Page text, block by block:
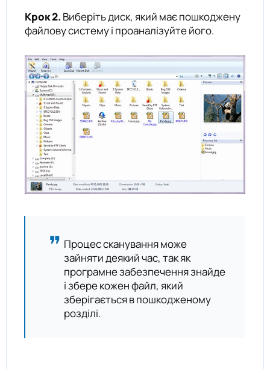
Крок 2. Виберіть диск, який має пошкоджену
файлову систему і проаналізуйте його.
Процес сканування може
зайняти деякий час, так як
програмне забезпечення знайде
і збере кожен файл, який
зберігається в пошкодженому
розділі.